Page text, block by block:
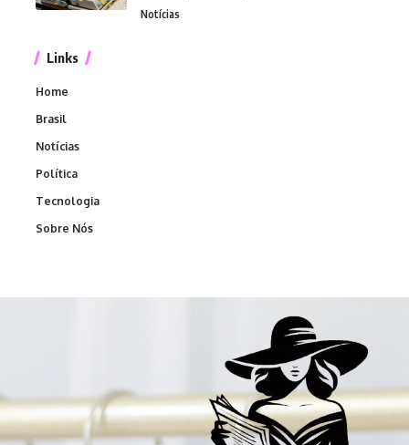
Notícias
Links
Home
Brasil
Notícias
Política
Tecnologia
Sobre Nós